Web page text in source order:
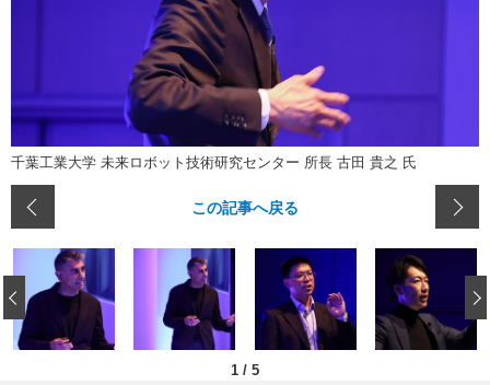
千葉工業大学 未来ロボット技術研究センター 所長 古田 貴之 氏
この記事へ戻る
1 / 5
‹